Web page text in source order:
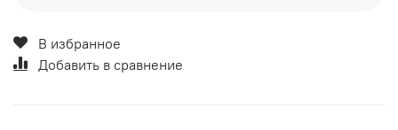
В избранное
Добавить в сравнение